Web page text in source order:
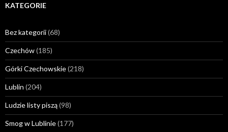
KATEGORIE
Bez kategorii(68)
Czechów(185)
Górki Czechowskie(218)
Lublin (204)
Ludzie listy piszą(98)
Smog w Lublinie(177)